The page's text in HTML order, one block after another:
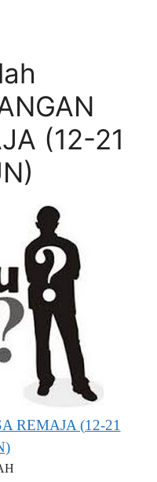
(12-21
REMAJA (12-21